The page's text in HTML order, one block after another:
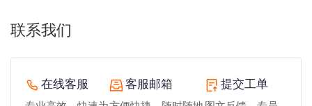
联系我们
在线客服 客服邮箱 提交工单